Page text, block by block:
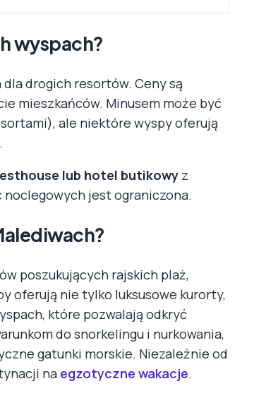
wyspach?
drogich resortów. Ceny są
mieszkańców. Minusem może być
ale niektóre wyspy oferują
.
lub hotel butikowy z
jest ograniczona.
poszukujących rajskich plaż,
oferują nie tylko luksusowe kurorty,
które pozwalają odkryć
do snorkelingu i nurkowania,
gatunki morskie. Niezależnie od
na egzotyczne wakacje.